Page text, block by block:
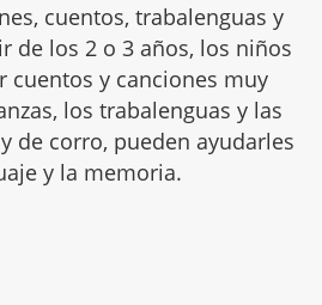
cuentos, trabalenguas y
de los 2 o 3 años, los niños
cuentos y canciones muy
los trabalenguas y las
de corro, pueden ayudarles
y la memoria.